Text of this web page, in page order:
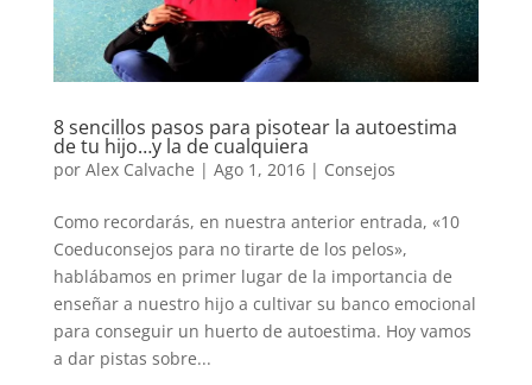
8 sencillos pasos para pisotear la autoestima
de tu hijo…y la de cualquiera
por Alex Calvache | Ago 1, 2016| Consejos
Como recordarás, en nuestra anterior entrada, «10
Coeduconsejos para no tirarte de los pelos»,
hablábamos en primer lugar de la importancia de
enseñar a nuestro hijo a cultivar su banco emocional
para conseguir un huerto de autoestima. Hoy vamos
a dar pistas sobre...